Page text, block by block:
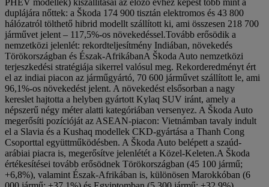
PHEV modellek) kiszállításai az előző évhez képest több mint a
duplájára nőttek: a Škoda 174 900 tisztán elektromos és 43 800
hálózatról tölthető hibrid modellt szállított ki, ami összesen 218 700
járművet jelent – 117,5%-os növekedéssel.Tovább erősödik a
nemzetközi jelenlét: rekordteljesítmény Indiában, növekedés
Törökországban és Észak-AfrikábanA Škoda Auto nemzetközi
terjeszkedési stratégiája sikerrel valósul meg. Rekorderedményt ért
el az indiai piacon az járműgyártó, 70 600 járművet szállított le, ami
96,1%-os növekedést jelent. A növekedést elsősorban a nagy
kereslet hajtotta a helyben gyártott Kylaq SUV iránt, amely a
népszerű négy méter alatti kategóriában versenyez. A Škoda Auto
megerősíti pozícióját az ASEAN-piacon: Vietnámban tavaly indult
el a Slavia és a Kushaq modellek CKD-gyártása a Thanh Cong
Csoporttal együttműködésben. A Škoda Auto belépett a szaúd-
arábiai piacra is, megerősítve jelenlétét a Közel-Keleten.A Škoda
értékesítései tovább erősödnek Törökországban (45 100 jármű;
+6,8%), valamint Észak-Afrikában is, különösen Marokkóban (6